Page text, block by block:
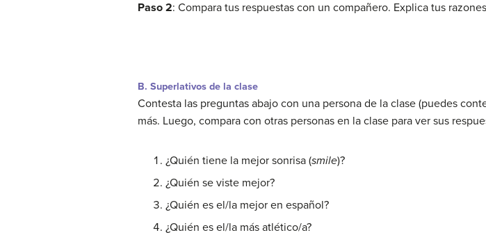
Paso 2: Compara tus respuestas con un compañero. Explica tus
B. Superlativos de la clase
Contesta las preguntas abajo con una persona de la clase (puedes
más. Luego, compara con otras personas en la clase para ver sus
¿Quién tiene la mejor sonrisa (smile)?
¿Quién se viste mejor?
¿Quién es el/la mejor en español?
¿Quién es el/la más atlético/a?